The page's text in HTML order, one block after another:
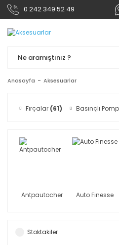
0 242 349 52 49
Anasayfa Aksesuarlar
Fırçalar (61) Basınçlı
Antpautocher Auto Finesse
Stoktakiler